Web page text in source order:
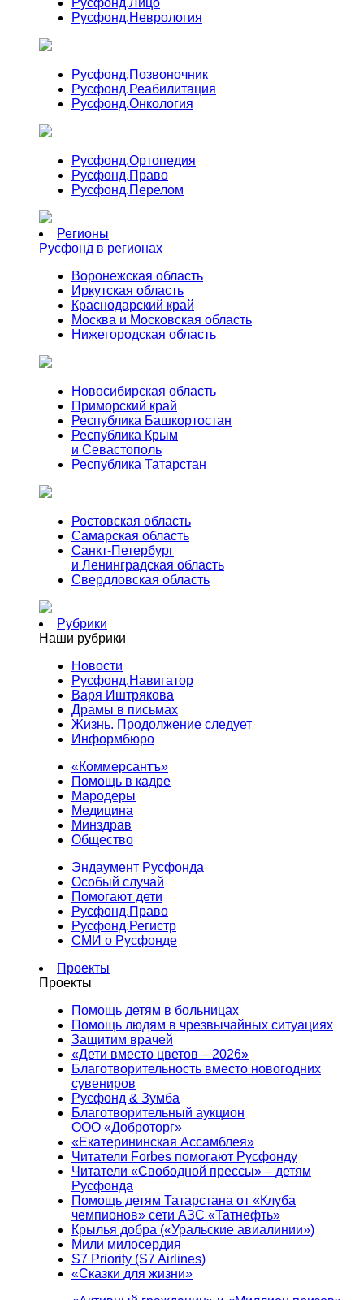
Русфонд.Лицо
Русфонд.Неврология
Русфонд.Позвоночник
Русфонд.Реабилитация
Русфонд.Онкология
Русфонд.Ортопедия
Русфонд.Право
Русфонд.Перелом
Регионы
Русфонд в регионах
Воронежская область
Иркутская область
Краснодарский край
Москва и Московская область
Нижегородская область
Новосибирская область
Приморский край
Республика Башкортостан
Республика Крым
и Севастополь
Республика Татарстан
Ростовская область
Самарская область
Санкт-Петербург
и Ленинградская область
Свердловская область
Рубрики
Наши рубрики
Новости
Русфонд.Навигатор
Варя Иштрякова
Драмы в письмах
Жизнь. Продолжение следует
Информбюро
«Коммерсантъ»
Помощь в кадре
Мародеры
Медицина
Минздрав
Общество
Эндаумент Русфонда
Особый случай
Помогают дети
Русфонд.Право
Русфонд.Регистр
СМИ о Русфонде
Проекты
Проекты
Помощь детям в больницах
Помощь людям в чрезвычайных ситуациях
Защитим врачей
«Дети вместо цветов – 2026»
Благотворительность вместо новогодних
сувениров
Русфонд & Зумба
Благотворительный аукцион
ООО «Доброторг»
«Екатерининская Ассамблея»
Читатели Forbes помогают Русфонду
Читатели «Свободной прессы» – детям
Русфонда
Помощь детям Татарстана от «Клуба
чемпионов» сети АЗС «Татнефть»
Крылья добра («Уральские авиалинии»)
Мили милосердия
S7 Priority (S7 Airlines)
«Сказки для жизни»